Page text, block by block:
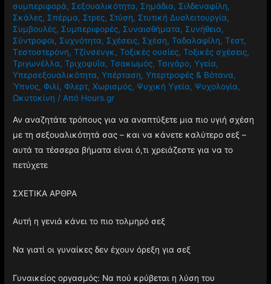
συμπεριφορά, Σεξουαλικότητα, Σημάδια, Σιλδεναφίλη,
Σκάλες, Σπέρμα, Στρες, Στύση, Στυτική Δυσλειτουργία,
Συμβουλές, Συμπεριφορές, Συναισθήματα, Συνήθεια,
Σύντροφοι, Συχνότητα, Σχέσεις, Σχέση,Ταδαλαφίλη,Τεστ,
Τεστοστερόνη,Τζίνσενγκ,Τοξικές ουσίες,Τοξικές σχέσεις,
Τριγωνέλλα,Τριχοφυΐα,Τσακωμός,Τσιγάρο,Υγεία,
Υπερσεξουαλικότητα,Υπέρταση,Υπερτροφές & Βότανα,
Ύπνος,Φιλί,Φλερτ,Χωρισμός, Ψυχική Υγεία, Ψυχολογία,
Ωκυτοκίνη / Από Hours.gr
Αν αναζητάτε τρόπους για να αναπτύξετε μια πιο υγιή σχέση
με τη σεξουαλικότητά σας – και να κάνετε καλύτερο σεξ –
αυτά τα τέσσερα βήματα είναι ό,τι χρειάζεστε για να το
πετύχετε
ΣΧΕΤΙΚΑ ΑΡΘΡΑ
Αυτή η γενιά κάνει το πιο τολμηρό σεξ
Να γιατί οι γυναίκες δεν έχουν όρεξη για σεξ
Γυναικείος οργασμός: Να πού κρύβεται η λύση του